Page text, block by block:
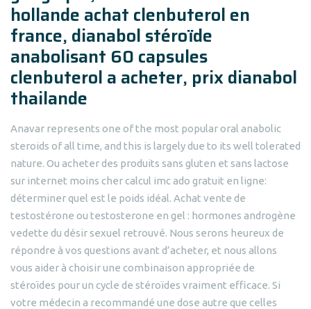
hollande achat clenbuterol en
france, dianabol stéroïde
anabolisant 60 capsules
clenbuterol a acheter, prix dianabol
thailande
Anavar represents one of the most popular oral anabolic
steroids of all time, and this is largely due to its well tolerated
nature. Ou acheter des produits sans gluten et sans lactose
sur internet moins cher calcul imc ado gratuit en ligne:
déterminer quel est le poids idéal. Achat vente de
testostérone ou testosterone en gel : hormones androgène
vedette du désir sexuel retrouvé. Nous serons heureux de
répondre à vos questions avant d’acheter, et nous allons
vous aider à choisir une combinaison appropriée de
stéroïdes pour un cycle de stéroïdes vraiment efficace. Si
votre médecin a recommandé une dose autre que celles